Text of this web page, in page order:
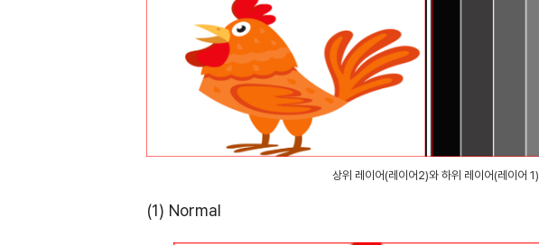
상위 레이어(레이어2)와 하위 레이어(레이어 1)
(1) Normal